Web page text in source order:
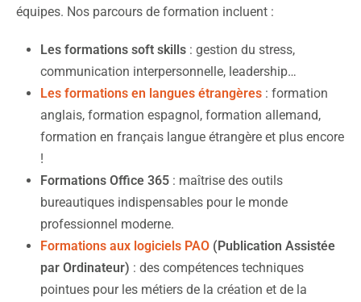
équipes. Nos parcours de formation incluent :
Les formations soft skills : gestion du stress,
communication interpersonnelle, leadership…
Les formations en langues étrangères : formation
anglais, formation espagnol, formation allemand,
formation en français langue étrangère et plus encore
!
Formations Office 365 : maîtrise des outils
bureautiques indispensables pour le monde
professionnel moderne.
Formations aux logiciels PAO (Publication Assistée
par Ordinateur) : des compétences techniques
pointues pour les métiers de la création et de la